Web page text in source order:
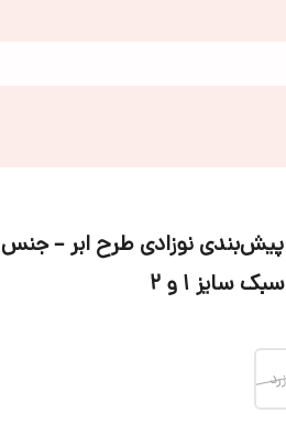
نوزادی طرح ابر – جنس
سایز ۱ و ۲
زرد